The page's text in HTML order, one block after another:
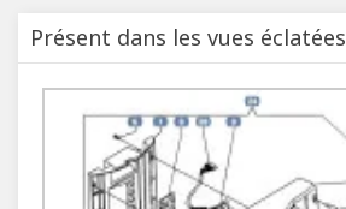
Présent dans les vues éclatées